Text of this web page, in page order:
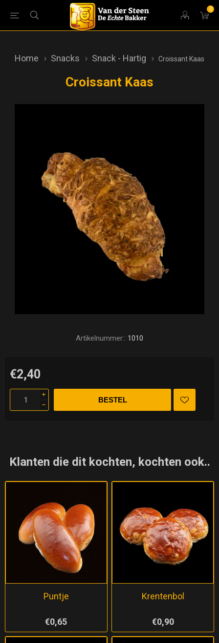
0
Home Snacks Snack - Hartig Croissant Kaas
Croissant Kaas
Artikelnummer:: 1010
€2,40
i
h
Klanten die dit kochten, kochten ook..
Puntje
€0,65
Krentenbol
€0,90